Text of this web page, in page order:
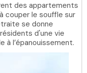
des appartements
couper le souffle sur
se donne
d'une vie
à l’épanouissement.